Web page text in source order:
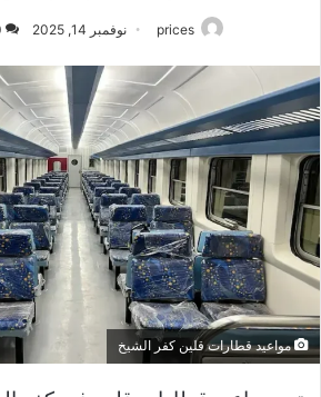
prices نوفمبر 14, 2025
مواعيد قطارات قلين كفر الشيخ